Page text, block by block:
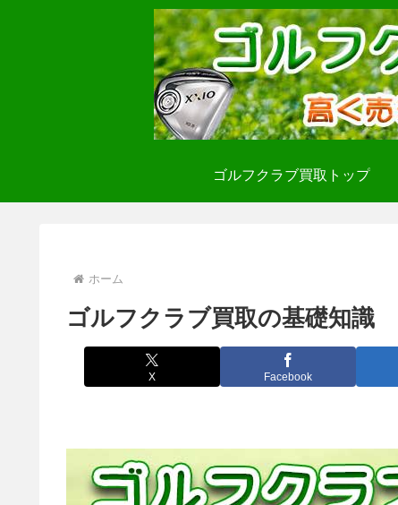
ゴルフクラブ買取トップ
ホーム
ゴルフクラブ買取の基礎知識
X Facebook